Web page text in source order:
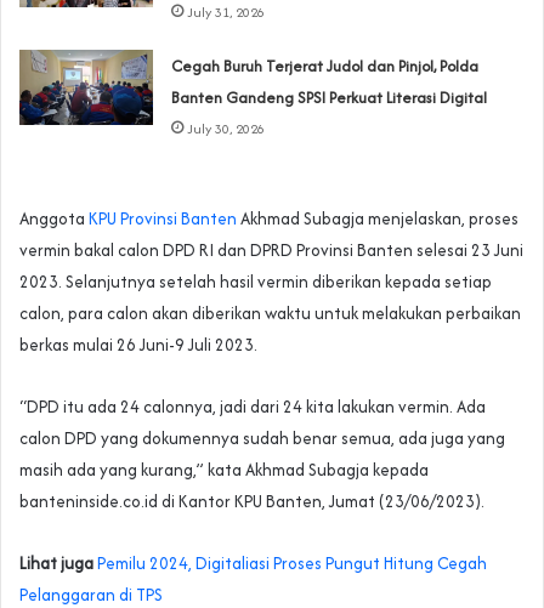
July 31, 2026
Cegah Buruh Terjerat Judol dan Pinjol, Polda
Banten Gandeng SPSI Perkuat Literasi Digital
July 30, 2026
Anggota KPU Provinsi Banten Akhmad Subagja menjelaskan, proses
vermin bakal calon DPD RI dan DPRD Provinsi Banten selesai 23 Juni
2023. Selanjutnya setelah hasil vermin diberikan kepada setiap
calon, para calon akan diberikan waktu untuk melakukan perbaikan
berkas mulai 26 Juni-9 Juli 2023.
“DPD itu ada 24 calonnya, jadi dari 24 kita lakukan vermin. Ada
calon DPD yang dokumennya sudah benar semua, ada juga yang
masih ada yang kurang,” kata Akhmad Subagja kepada
banteninside.co.id di Kantor KPU Banten, Jumat (23/06/2023).
Lihat jugaPemilu 2024, Digitaliasi Proses Pungut Hitung Cegah
Pelanggaran di TPS